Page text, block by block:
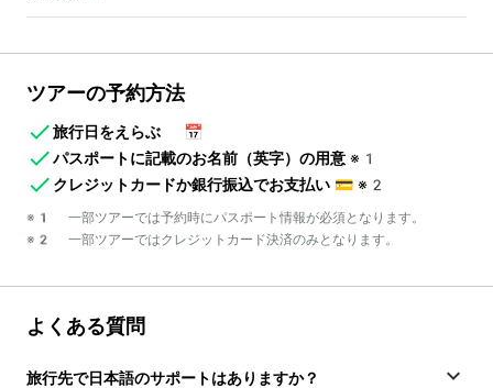
ツアーの予約方法
旅行日をえらぶ
📅
パスポートに記載のお名前（英字）の用意 ※1
クレジットカードか銀行振込でお支払い 💳 ※2
※1 一部ツアーでは予約時にパスポート情報が必須となります。
※2 一部ツアーではクレジットカード決済のみとなります。
よくある質問
旅行先で日本語のサポートはありますか？